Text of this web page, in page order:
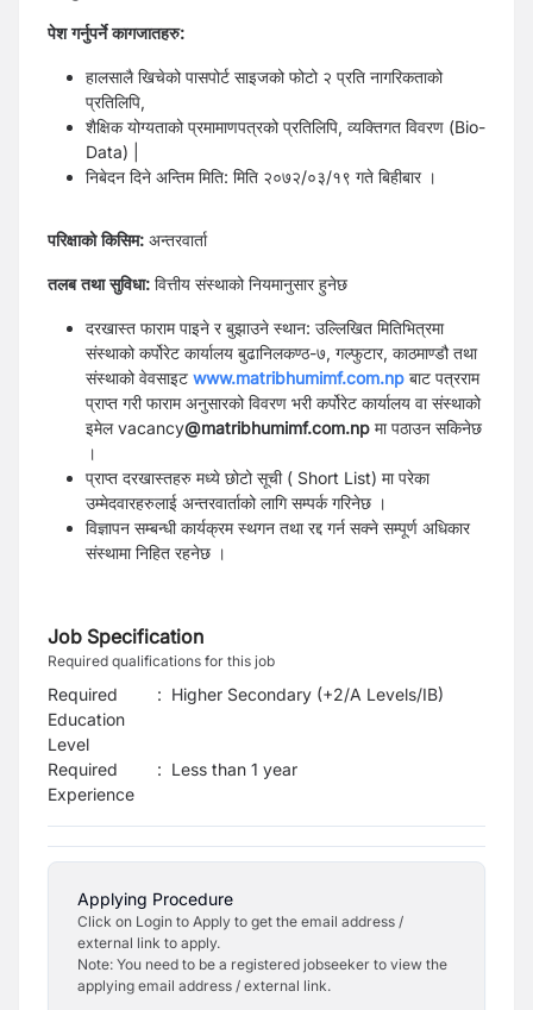
पेश गर्नुपर्ने कागजातहरु:
हालसालै खिचेको पासपोर्ट साइजको फोटो २ प्रति नागरिकताको
प्रतिलिपि,
शैक्षिक योग्यताको प्रमामाणपत्रको प्रतिलिपि, व्यक्तिगत विवरण (Bio-
Data) |
निबेदन दिने अन्तिम मिति: मिति २०७२/०३/१९ गते बिहीबार ।
परिक्षाको किसिम: अन्तरवार्ता
तलब तथा सुविधा: वित्तीय संस्थाको नियमानुसार हुनेछ
दरखास्त फाराम पाइने र बुझाउने स्थान: उल्लिखित मितिभित्रमा
संस्थाको कर्पोरेट कार्यालय बुढानिलकण्ठ-७, गल्फुटार, काठमाण्डौ तथा
संस्थाको वेवसाइट www.matribhumimf.com.np बाट पत्रराम
प्राप्त गरी फाराम अनुसारको विवरण भरी कर्पोरेट कार्यालय वा संस्थाको
इमेल vacancy@matribhumimf.com.np मा पठाउन सकिनेछ
।
प्राप्त दरखास्तहरु मध्ये छोटो सूची ( Short List) मा परेका
उम्मेदवारहरुलाई अन्तरवार्ताको लागि सम्पर्क गरिनेछ ।
विज्ञापन सम्बन्धी कार्यक्रम स्थगन तथा रद्द गर्न सक्ने सम्पूर्ण अधिकार
संस्थामा निहित रहनेछ ।
Job Specification
Required qualifications for this job
Required
Education
Level
: Higher Secondary (+2/A Levels/IB)
Required
Experience
: Less than 1 year
Applying Procedure
Click on Login to Apply to get the email address /
external link to apply.
Note: You need to be a registered jobseeker to view the
applying email address / external link.